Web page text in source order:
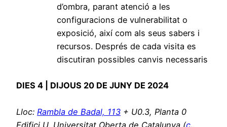
d’ombra, parant atenció a les
configuracions de vulnerabilitat o
exposició, així com als seus sabers i
recursos. Després de cada visita es
discutiran possibles canvis necessaris
DIES 4 | DIJOUS 20 DE JUNY DE 2024
Lloc: Rambla de Badal, 113 + U0.3, Planta 0
Edifici U, Universitat Oberta de Catalunya (c.